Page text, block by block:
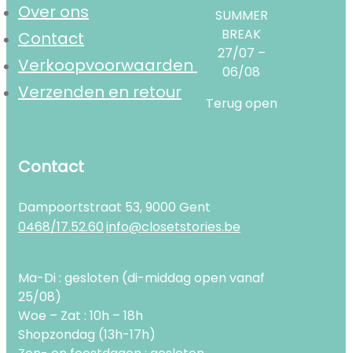
Over ons
Contact
Verkoopvoorwaarden
Verzenden en retour
Contact
Dampoortstraat 53, 9000 Gent
0468/17.52.60info@closetstories.be
Ma-Di : gesloten (di-middag open vanaf
25/08)
Woe – Zat : 10h – 18h
Shopzondag (13h-17h)
SUMMER
BREAK
27/07 –
06/08
Terug open